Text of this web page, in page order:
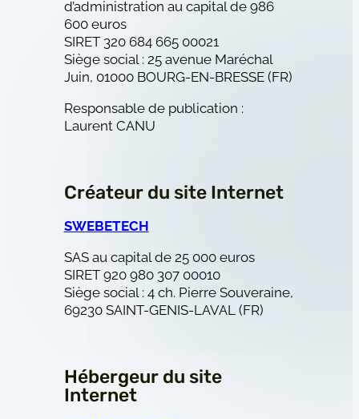
d’administration au capital de 986
600 euros
SIRET 320 684 665 00021
Siège social : 25 avenue Maréchal
Juin, 01000 BOURG-EN-BRESSE (FR)
Responsable de publication :
Laurent CANU
Créateur du site Internet
SWEBETECH
SAS au capital de 25 000 euros
SIRET 920 980 307 00010
Siège social : 4 ch. Pierre Souveraine,
69230 SAINT-GENIS-LAVAL (FR)
Hébergeur du site
Internet